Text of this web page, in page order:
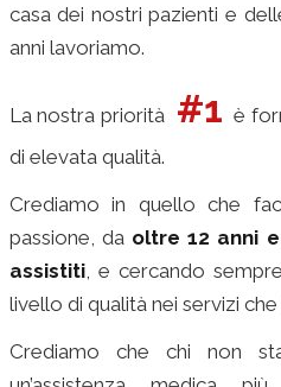
casa dei nostri pazienti e
anni lavoriamo.
La nostra priorità #1 è
di elevata qualità.
Crediamo in quello che
passione, da oltre 12 anni
assistiti, e cercando
livello di qualità nei servizi
Crediamo che chi non